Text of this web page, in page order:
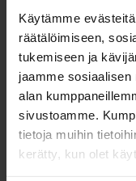
Käytämme
räätälöimiseen,
tukemiseen ja
jaamme
alan
sivustoamme.
tietoja muihin
kerätty, kun olet
lektionerna
Kontrollera att
till skolningen. Vi
headset.
Utbildningen kan